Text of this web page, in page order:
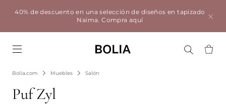
40% de descuento en una selección de diseños en tapizado
Naima.Compra aquí
Bolia.com Muebles Salón
Puf Zyl